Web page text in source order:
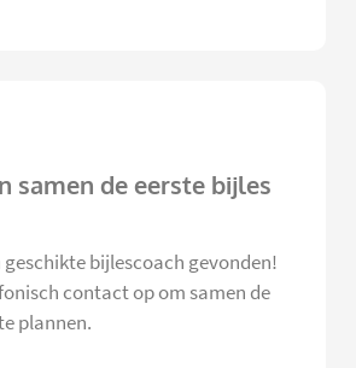
samen de eerste bijles
geschikte bijlescoach gevonden!
contact op om samen de
plannen.